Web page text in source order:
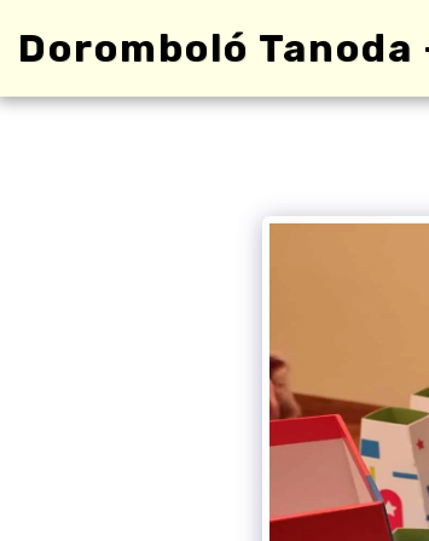
Doromboló